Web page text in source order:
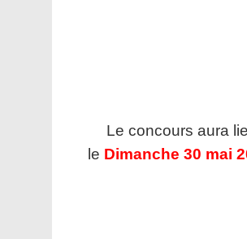
Le concours aura
le Dimanche 30 mai